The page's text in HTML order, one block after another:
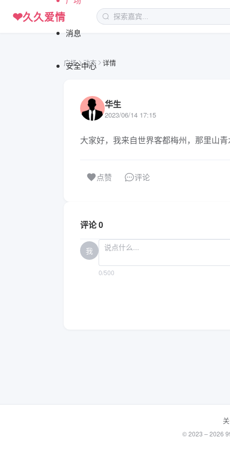
❤久久爱情
消息
安全中心
广场 动态 详情
华生
2023/06/14 17:15
大家好，我来自世界客都梅州，那里山
点赞 评论
评论 0
我
0/500
© 2023 – 2026